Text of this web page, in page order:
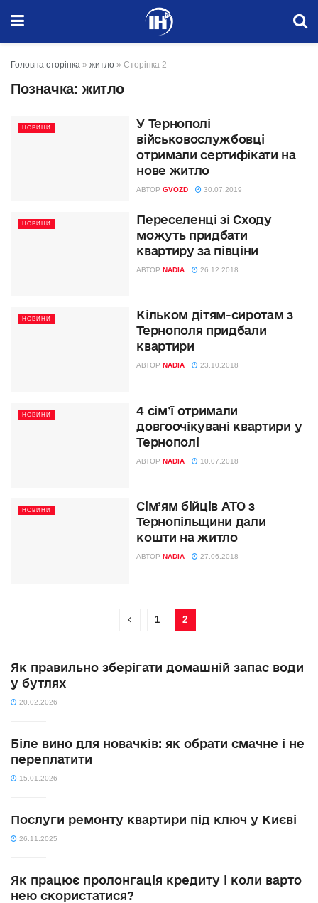
Головна сторінка » житло » Сторінка 2
Позначка: житло
НОВИНИ
У Тернополі
військовослужбовці
отримали сертифікати на
нове житло
АВТОР GVOZD 30.07.2019
НОВИНИ
Переселенці зі Сходу
можуть придбати
квартиру за півціни
АВТОР NADIA 26.12.2018
НОВИНИ
Кільком дітям-сиротам з
Тернополя придбали
квартири
АВТОР NADIA 23.10.2018
НОВИНИ
4 сім’ї отримали
довгоочікувані квартири у
Тернополі
АВТОР NADIA 10.07.2018
НОВИНИ
Сім’ям бійців АТО з
Тернопільщини дали
кошти на житло
АВТОР NADIA 27.06.2018
1 2
Як правильно зберігати домашній запас води
у бутлях
20.02.2026
Біле вино для новачків: як обрати смачне і не
переплатити
15.01.2026
Послуги ремонту квартири під ключ у Києві
26.11.2025
Як працює пролонгація кредиту і коли варто
нею скористатися?